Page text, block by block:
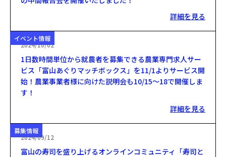
詳細を見る
イベント情報
2024/10/02
1日数時間単位から就農者を募集できる農業専門求人サー
ビス「富山あぐりマッチボックス」を11/1よりサービス開
始！農業事業者様に向けた説明会も10/15～18で開催しま
す！
詳細を見る
募集情報
2024/09/12
富山の寿司を盛り上げるオンラインコミュニティ「寿司と